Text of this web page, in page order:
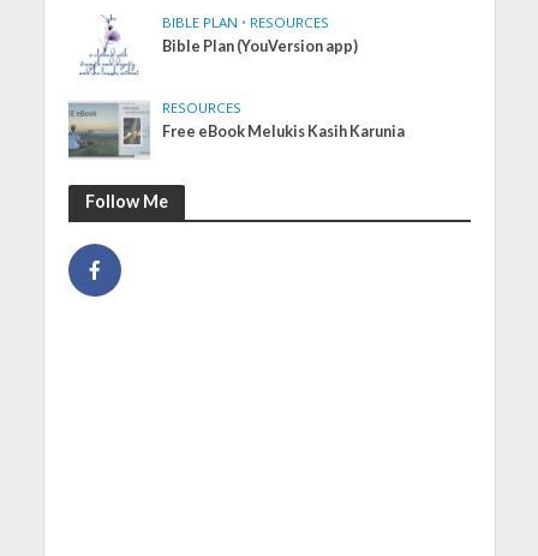
BIBLE PLAN • RESOURCES
Bible Plan (YouVersion app)
RESOURCES
Free eBook Melukis Kasih Karunia
Follow Me